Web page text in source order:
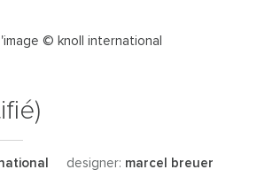
© knoll international
designer: marcel breuer